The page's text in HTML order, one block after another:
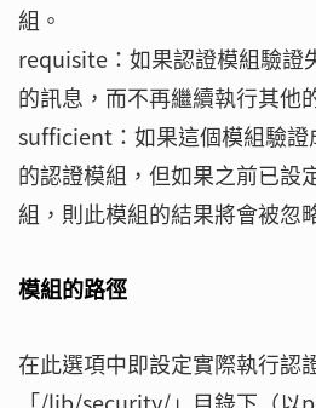
組。
requisite：如果認證模組驗證
的訊息，而不再繼續執行其他
sufficient：如果這個模組驗證
的認證模組，但如果之前已設
組，則此模組的結果將會被忽
模組的路徑
在此選項中即設定實際執行認